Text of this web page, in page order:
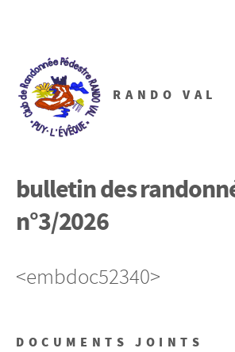
RANDO VAL
bulletin des
n°3/2026
<embdoc52340>
DOCUMENTS JOINTS